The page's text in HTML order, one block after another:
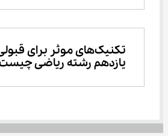
تکنیک‌های موثر برای
یازدهم رشته ریاضی